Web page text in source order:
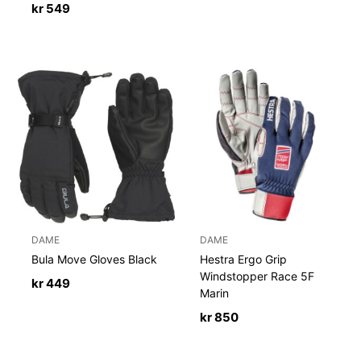
kr 549
DAME
Bula Move Gloves Black
kr449
DAME
Hestra Ergo Grip
Windstopper Race 5F
Marin
kr850